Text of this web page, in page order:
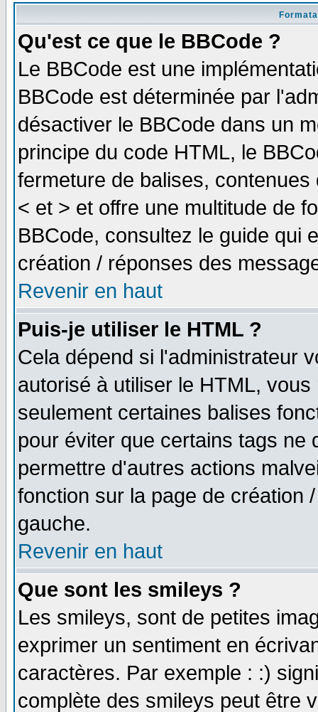
Qu'est ce que le BBCode ?
Le BBCode est une
BBCode est déterminée par
désactiver le BBCode dans un
principe du code HTML, le
fermeture de balises,
< et > et offre une multitude de
BBCode, consultez le guide qui
création / réponses des
Revenir en haut
Puis-je utiliser le HTML ?
Cela dépend si l'administrateur
autorisé à utiliser le HTML,
seulement certaines balises
pour éviter que certains tags ne
permettre d'autres actions
fonction sur la page de création
gauche.
Revenir en haut
Que sont les smileys ?
Les smileys, sont de petites
exprimer un sentiment en
caractères. Par exemple : :)
complète des smileys peut être